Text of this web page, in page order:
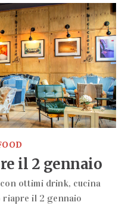
il 2 gennaio
ottimi drink, cucina
riapre il 2 gennaio